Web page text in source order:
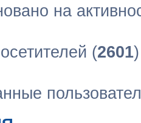
на
(2601